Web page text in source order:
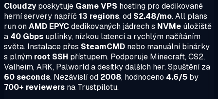
Cloudzyposkytuje Game VPS hosting pro dedikované
herní servery napříč 13 regions, od $2.48/mo. All plans
run onAMD EPYCdedikovaných jádrech s NVMe úložiště
a 40 Gbps uplinky, nízkou latencí a rychlým načítáním
světa. Instalace přes SteamCMD nebo manuální binárky
s plným root SSH přístupem. Podporuje Minecraft, CS2,
Valheim, ARK, Palworld a desítky dalších her. Spuštění za
60 seconds. Nezávislí od 2008, hodnoceno 4.6/5 by
700+ reviewers na Trustpilotu.